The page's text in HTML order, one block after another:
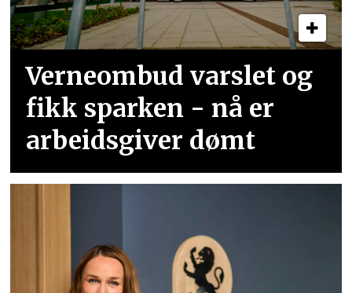
Verneombud varslet og
fikk sparken - nå er
arbeidsgiver dømt